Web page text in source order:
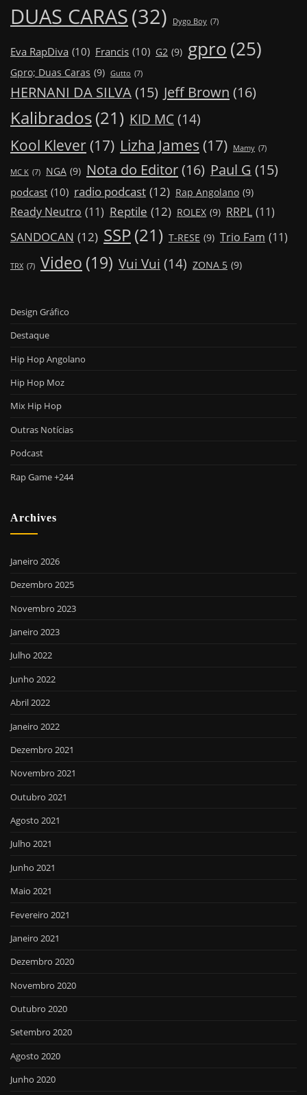
DUAS CARAS(32) Dygo Boy (7)
Eva RapDiva (10) Francis (10) G2 (9) gpro(25)
Gpro; Duas Caras (9) Gutto (7)
HERNANI DA SILVA(15) Jeff Brown (16)
Kalibrados(21) KID MC (14)
Kool Klever (17) Lizha James (17) Mamy (7)
MC K (7) NGA (9) Nota do Editor(16) Paul G (15)
podcast (10) radio podcast (12) Rap Angolano (9)
Ready Neutro (11) Reptile (12) ROLEX (9) RRPL (11)
SANDOCAN (12) SSP(21) T-RESE (9) Trio Fam (11)
TRX (7) Video (19) Vui Vui (14) ZONA 5 (9)
Design Gráfico
Destaque
Hip Hop Angolano
Hip Hop Moz
Mix Hip Hop
Outras Notícias
Podcast
Rap Game +244
Archives
Janeiro 2026
Dezembro 2025
Novembro 2023
Janeiro 2023
Julho 2022
Junho 2022
Abril 2022
Janeiro 2022
Dezembro 2021
Novembro 2021
Outubro 2021
Agosto 2021
Julho 2021
Junho 2021
Maio 2021
Fevereiro 2021
Janeiro 2021
Dezembro 2020
Novembro 2020
Outubro 2020
Setembro 2020
Agosto 2020
Junho 2020